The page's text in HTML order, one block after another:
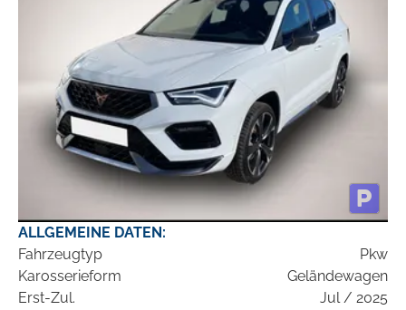
ALLGEMEINE DATEN:
Fahrzeugtyp
Pkw
Karosserieform
Geländewagen
Erst-Zul.
Jul / 2025